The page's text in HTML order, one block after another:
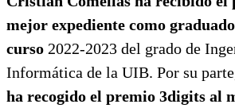
mejor expediente como
curso 2022-2023 del grado de
Informática de la UIB. Por su
ha recogido el premio 3digits al